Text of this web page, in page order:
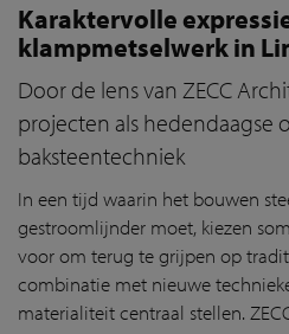
Karaktervolle
klampmetselwerk in
Door de lens van ZECC
projecten als hedendaagse
baksteentechniek
In een tijd waarin het bouwen
gestroomlijnder moet, kiezen
voor om terug te grijpen op
combinatie met nieuwe
materialiteit centraal stellen.